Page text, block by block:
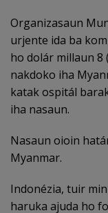
Organizasaun
urjente ida ba
ho dolár millaun 8
nakdoko iha
katak ospitál
iha nasaun.
Nasaun oioin
Myanmar.
Indonézia, tuir
haruka ajuda ho